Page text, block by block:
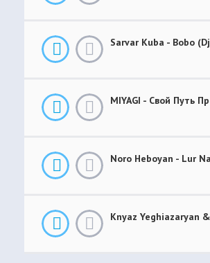
Noro Heboyan - Lur